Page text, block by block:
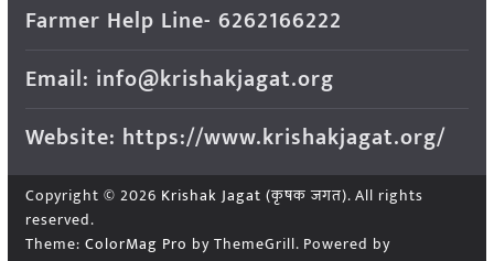
Farmer Help Line- 6262166222
Email: info@krishakjagat.org
Website: https://www.krishakjagat.org/
Copyright © 2026 Krishak Jagat (कृषक जगत). All rights
reserved.
Theme: ColorMag Pro by ThemeGrill. Powered by